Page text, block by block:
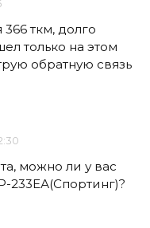
ткм, долго
только на этом
обратную связь
можно ли у вас